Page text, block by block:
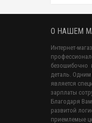
О НАШЕМ
Интернет-
безошибочно
деталь.
является
зарплаты
Благодаря
развитой
приемлемые